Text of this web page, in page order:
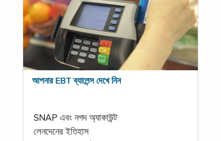
আপনার EBT ব্যালেন্স দেখে নিন
SNAP এবং নগদ অ্যাকাউন্ট
লেনদেনের ইতিহাস